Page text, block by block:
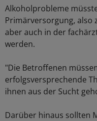
Alkoholprobleme
Primärversorgung, also
aber auch in der
werden.
"Die Betroffenen
erfolgsversprechende
ihnen aus der Sucht
Darüber hinaus sollten